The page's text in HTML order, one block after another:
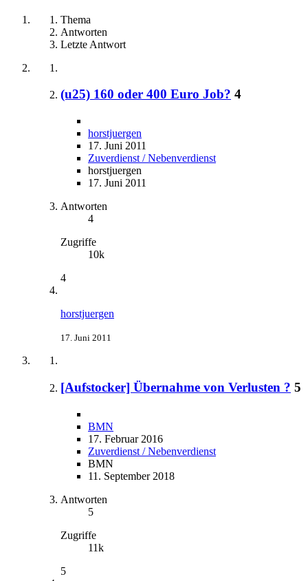
Thema
Antworten
Letzte Antwort
(u25) 160 oder 400 Euro Job? 4
horstjuergen
17. Juni 2011
Zuverdienst / Nebenverdienst
horstjuergen
17. Juni 2011
Antworten
4
Zugriffe
10k
4
horstjuergen
17. Juni 2011
[Aufstocker] Übernahme von Verlusten ? 5
BMN
17. Februar 2016
Zuverdienst / Nebenverdienst
BMN
11. September 2018
Antworten
5
Zugriffe
11k
5